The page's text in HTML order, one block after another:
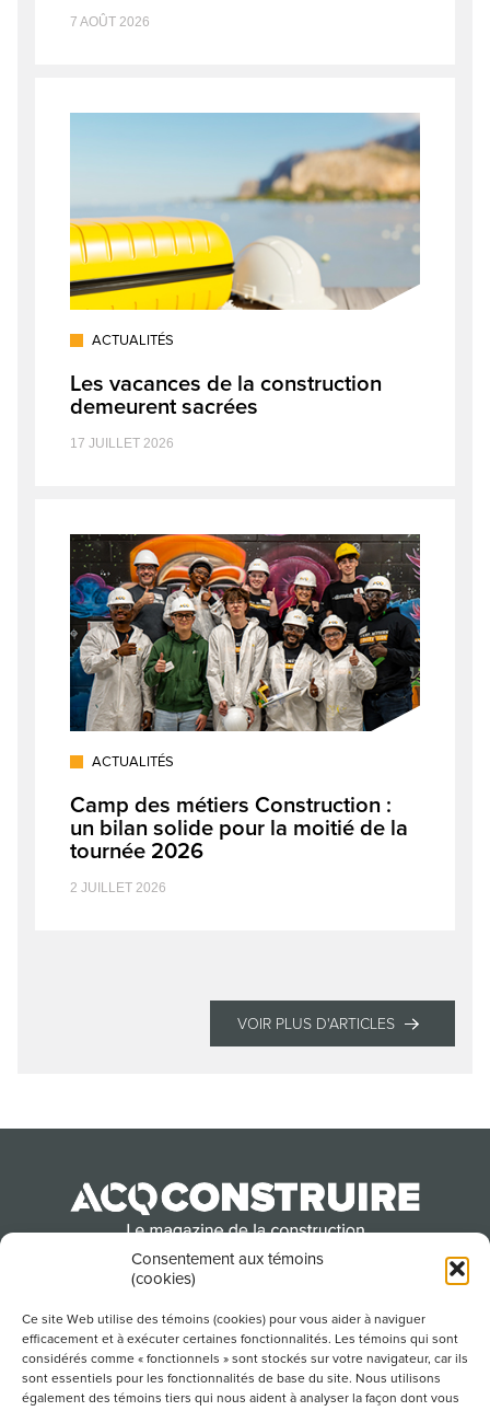
Consentement aux témoins
(cookies)
Ce site Web utilise des témoins (cookies) pour vous aider à naviguer
efficacement et à exécuter certaines fonctionnalités. Les témoins qui sont
considérés comme « fonctionnels » sont stockés sur votre navigateur, car ils
sont essentiels pour les fonctionnalités de base du site. Nous utilisons
également des témoins tiers qui nous aident à analyser la façon dont vous
7 AOÛT 2026
ACTUALITÉS
Les vacances de la construction
demeurent sacrées
17 JUILLET 2026
ACTUALITÉS
Camp des métiers Construction :
un bilan solide pour la moitié de la
tournée 2026
2 JUILLET 2026
VOIR PLUS D'ARTICLES
Québec
POUR S’ABONNER À NOTRE INFOLETTRE